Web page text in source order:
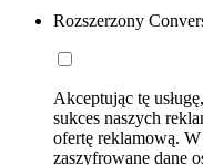
Rozszerzony
Akceptując tę
sukces naszych
ofertę reklamową.
zaszyfrowane dane